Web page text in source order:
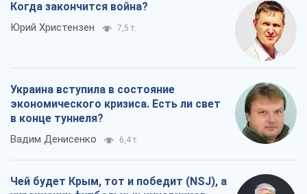
Когда закончится война?
Юрий Христензен 7,5 т.
Украина вступила в состояние
экономического кризиса. Есть ли свет
в конце туннеля?
Вадим Денисенко 6,4 т.
Чей будет Крым, тот и победит (NSJ), а